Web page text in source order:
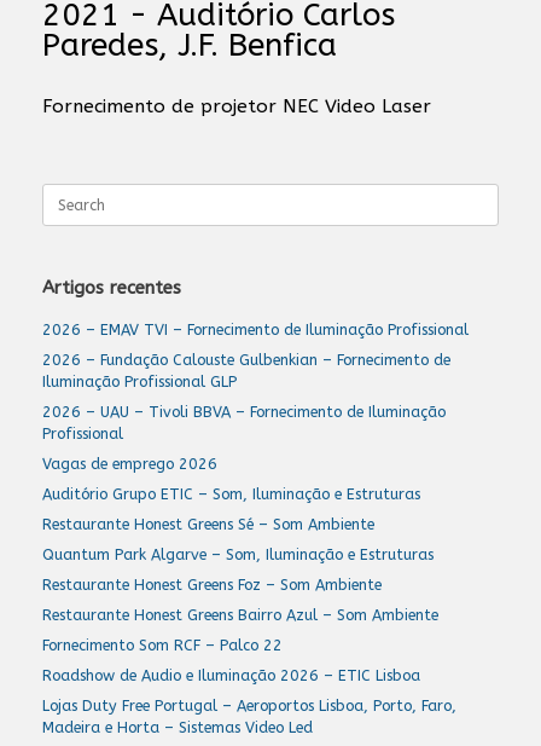
2021 - Auditório Carlos
Paredes, J.F. Benfica
Fornecimento de projetor NEC Video Laser
Search
for:
Artigos recentes
2026 – EMAV TVI – Fornecimento de Iluminação Profissional
2026 – Fundação Calouste Gulbenkian – Fornecimento de
Iluminação Profissional GLP
2026 – UAU – Tivoli BBVA – Fornecimento de Iluminação
Profissional
Vagas de emprego 2026
Auditório Grupo ETIC – Som, Iluminação e Estruturas
Restaurante Honest Greens Sé – Som Ambiente
Quantum Park Algarve – Som, Iluminação e Estruturas
Restaurante Honest Greens Foz – Som Ambiente
Restaurante Honest Greens Bairro Azul – Som Ambiente
Fornecimento Som RCF – Palco 22
Roadshow de Audio e Iluminação 2026 – ETIC Lisboa
Lojas Duty Free Portugal – Aeroportos Lisboa, Porto, Faro,
Madeira e Horta – Sistemas Video Led